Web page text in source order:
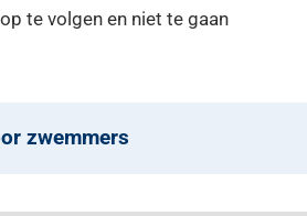
te volgen en niet te gaan
zwemmers